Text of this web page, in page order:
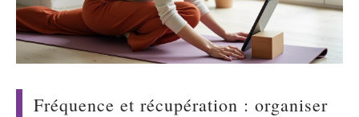
Fréquence et récupération : organiser